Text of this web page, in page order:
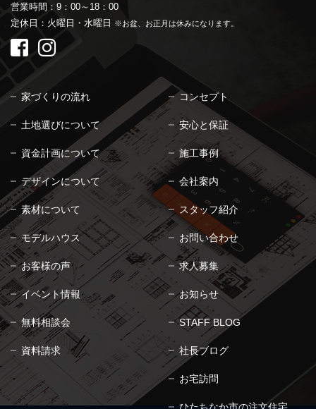
営業時間：9：00～18：00
定休日：火曜日・水曜日 ※お盆、お正月は休みになります。
家づくりの流れ
土地選びについて
資金計画について
デザインについて
素材について
コンセプト
安心と保証
施工事例
会社案内
スタッフ紹介
モデルハウス
お客様の声
イベント情報
無料相談会
資料請求
お問い合わせ
求人募集
お知らせ
STAFF BLOG
社長ブログ
お宅訪問
ひたちなか市の注文住宅